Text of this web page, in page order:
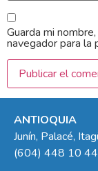
Guarda mi
navegador para la
ANTIOQUIA
Junín, Palacé,
(604) 448 10